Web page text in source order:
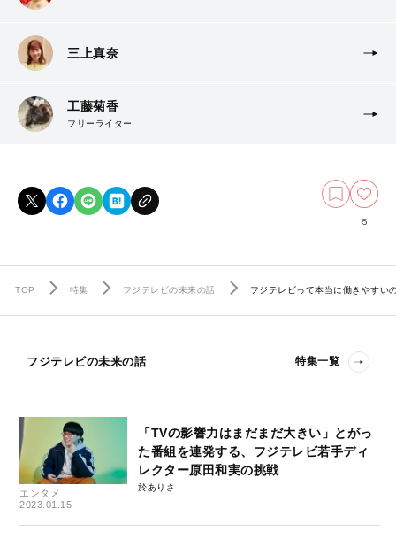
三上真奈
工藤菊香
フリーライター
5
TOP 特集 フジテレビの未来の話 フジテレビって本当に働きやすい
フジテレビの未来の話 特集一覧
エンタメ
2023.01.15
「TVの影響力はまだまだ大きい」とがっ
た番組を連発する、フジテレビ若手ディ
レクター原田和実の挑戦
於ありさ